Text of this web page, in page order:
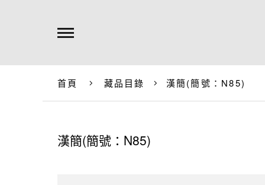
首頁 藏品目錄 漢簡(簡號：N85)
漢簡(簡號：N85)